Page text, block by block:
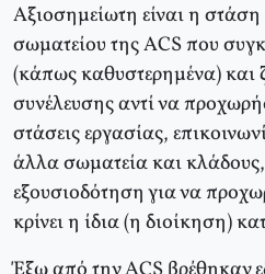
Αξιοσημείωτη είναι η στάση
σωματείου της ACS που
(κάπως καθυστερημένα)
συνέλευσης αντί να
στάσεις εργασίας,
άλλα σωματεία και
εξουσιοδότηση για να
κρίνει η ίδια (η διοίκηση)